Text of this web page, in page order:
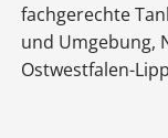
fachgerechte
und Umgebung,
Ostwestfalen-